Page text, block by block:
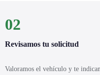
02
Revisamos tu solicitud
Valoramos el vehículo y te